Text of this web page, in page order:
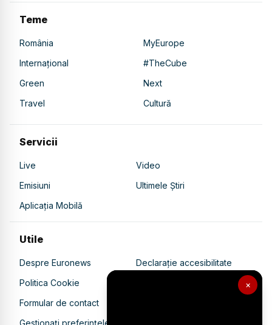
×
Teme
România
MyEurope
Internațional
#TheCube
Green
Next
Travel
Cultură
Servicii
Live
Video
Emisiuni
Ultimele Știri
Aplicația Mobilă
Utile
Despre Euronews
Declarație accesibilitate
Politica Cookie
Politica de confidențialitate
Formular de contact
Gestionați preferințele